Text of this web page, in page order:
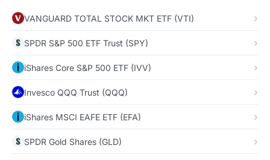
VANGUARD TOTAL STOCK MKT ETF (VTI)
SPDR S&P 500 ETF Trust (SPY)
iShares Core S&P 500 ETF (IVV)
Invesco QQQ Trust (QQQ)
iShares MSCI EAFE ETF (EFA)
SPDR Gold Shares (GLD)